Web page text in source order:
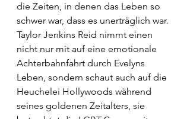
die Zeiten, in denen das Leben so
schwer war, dass es unerträglich war.
Taylor Jenkins Reid nimmt einen
nicht nur mit auf eine emotionale
Achterbahnfahrt durch Evelyns
Leben, sondern schaut auch auf die
Heuchelei Hollywoods während
seines goldenen Zeitalters, sie